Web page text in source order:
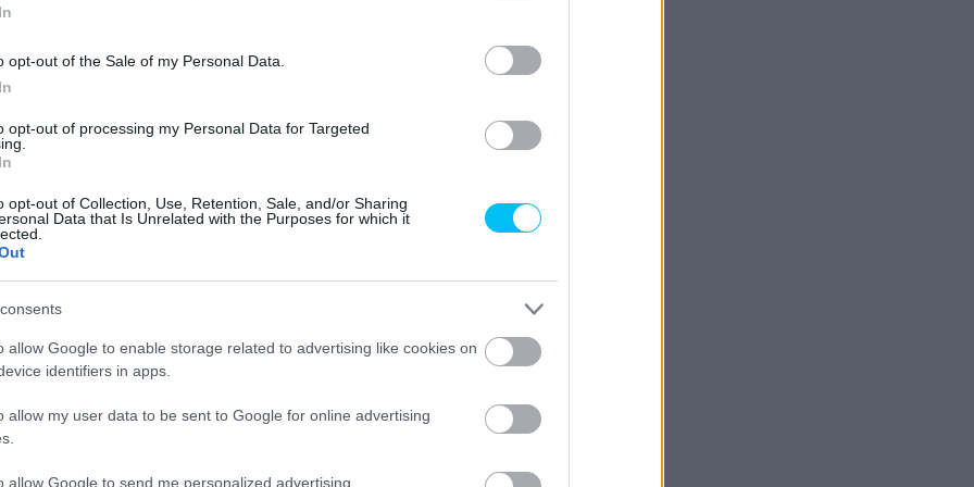
opt-out of the Sale of my Personal Data.
opt-out of processing my Personal Data for Targeted
opt-out of Collection, Use, Retention, Sale, and/or Sharing
Data that Is Unrelated with the Purposes for which it
allow Google to enable storage related to advertising like cookies on
identifiers in apps.
allow my user data to be sent to Google for online advertising
allow Google to send me personalized advertising.
amit pozitívumként értékel arubai kollégája, a
első napon másodikként zárt, a két nap összesített
26 éves pilóta felfelé ívelő pályán van, számára a
szeretne tartozni.
küzdelemben azzal, hogy pontokat vesz el
helyezésével.